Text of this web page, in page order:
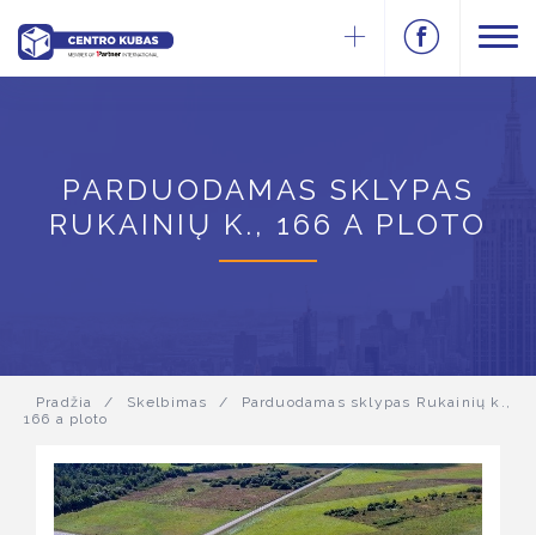
PARDUODAMAS SKLYPAS
RUKAINIŲ K., 166 A PLOTO
Pradžia / Skelbimas /
Parduodamas sklypas Rukainių k.,
166 a ploto